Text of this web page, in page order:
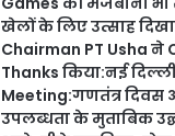
खेलों के लिए उत्साह
Chairman PT Usha ने
Thanks किया:नई
Meeting:गणतंत्र दिवस
उपलब्धता के मुताबिक